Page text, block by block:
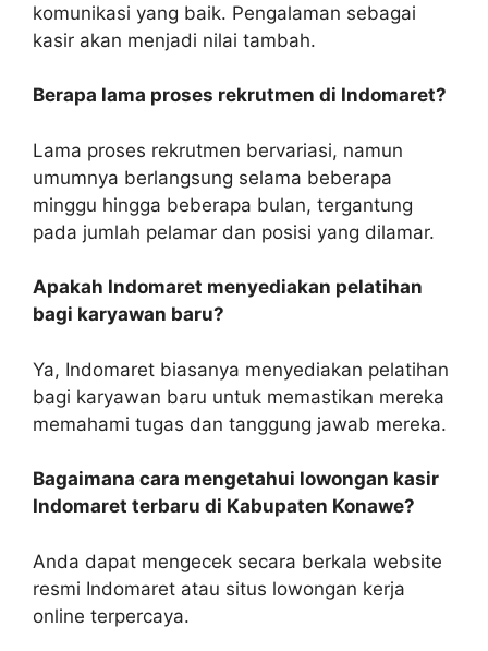
komunikasi yang baik. Pengalaman sebagai
kasir akan menjadi nilai tambah.
Berapa lama proses rekrutmen di Indomaret?
Lama proses rekrutmen bervariasi, namun
umumnya berlangsung selama beberapa
minggu hingga beberapa bulan, tergantung
pada jumlah pelamar dan posisi yang dilamar.
Apakah Indomaret menyediakan pelatihan
bagi karyawan baru?
Ya, Indomaret biasanya menyediakan pelatihan
bagi karyawan baru untuk memastikan mereka
memahami tugas dan tanggung jawab mereka.
Bagaimana cara mengetahui lowongan kasir
Indomaret terbaru di Kabupaten Konawe?
Anda dapat mengecek secara berkala website
resmi Indomaret atau situs lowongan kerja
online terpercaya.